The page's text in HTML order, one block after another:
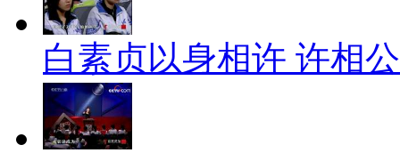
白素贞以身相许 许相